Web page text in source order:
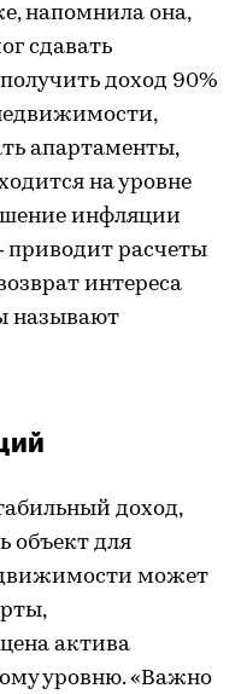
напомнила она,
сдавать
доход 90%
апартаменты,
на уровне
инфляции
приводит расчеты
интереса
называют
доход,
объект для
может
актива
уровню. «Важно